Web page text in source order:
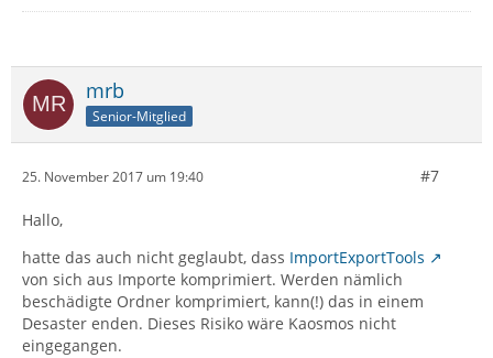
mrb
Senior-Mitglied
25. November 2017 um 19:40 #7
Hallo,
hatte das auch nicht geglaubt, dass ImportExportTools
von sich aus Importe komprimiert. Werden nämlich
beschädigte Ordner komprimiert, kann(!) das in einem
Desaster enden. Dieses Risiko wäre Kaosmos nicht
eingegangen.